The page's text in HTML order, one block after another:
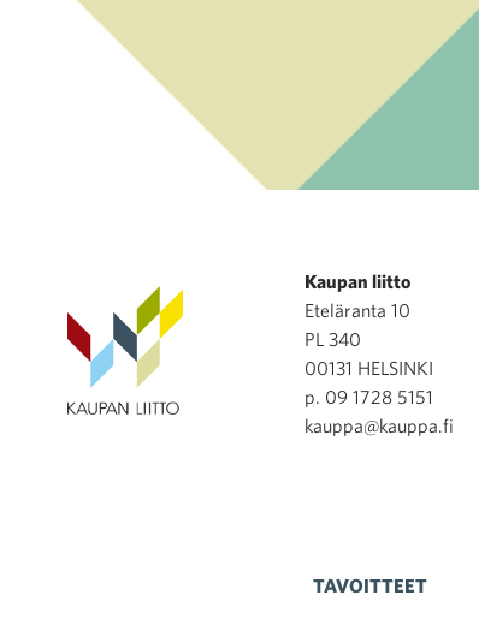
Kaupan liitto
Eteläranta 10
PL 340
00131 HELSINKI
p. 09 1728 5151
kauppa@kauppa.fi
TAVOITTEET